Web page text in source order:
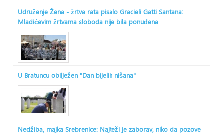
Udruženje Žena - žrtva rata pisalo Gracieli Gatti Santana:
Mladićevim žrtvama sloboda nije bila ponuđena
U Bratuncu obilježen "Dan bijelih nišana"
Nedžiba, majka Srebrenice: Najteži je zaborav, niko da pozove